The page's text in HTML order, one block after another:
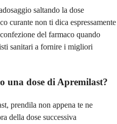
saltando la dose
curante non ti dica espressamente
del farmaco quando
sanitari a fornire i migliori
una dose di Apremilast?
prendila non appena te ne
della dose successiva